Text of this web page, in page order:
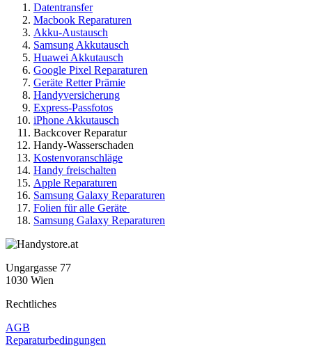
Datentransfer
Macbook Reparaturen
Akku-Austausch
Samsung Akkutausch
Huawei Akkutausch
Google Pixel Reparaturen
Geräte Retter Prämie
Handyversicherung
Express-Passfotos
iPhone Akkutausch
Backcover Reparatur
Handy-Wasserschaden
Kostenvoranschläge
Handy freischalten
Apple Reparaturen
Samsung Galaxy Reparaturen
Folien für alle Geräte
Samsung Galaxy Reparaturen
Ungargasse 77
1030 Wien
Rechtliches
AGB
Reparaturbedingungen